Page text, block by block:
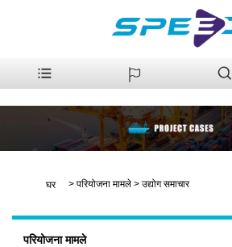
घर > परियोजना मामले > उद्योग समाचार
परियोजना मामले